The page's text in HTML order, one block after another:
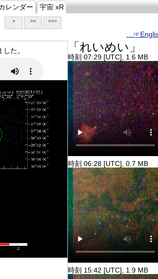
レンダー 宇宙 xR
> >> >>>
した。 「れいめい」
時刻 07:29 [UTC], 1.6 MB
時刻 06:28 [UTC], 0.7 MB
時刻 15:42 [UTC], 1.9 MB